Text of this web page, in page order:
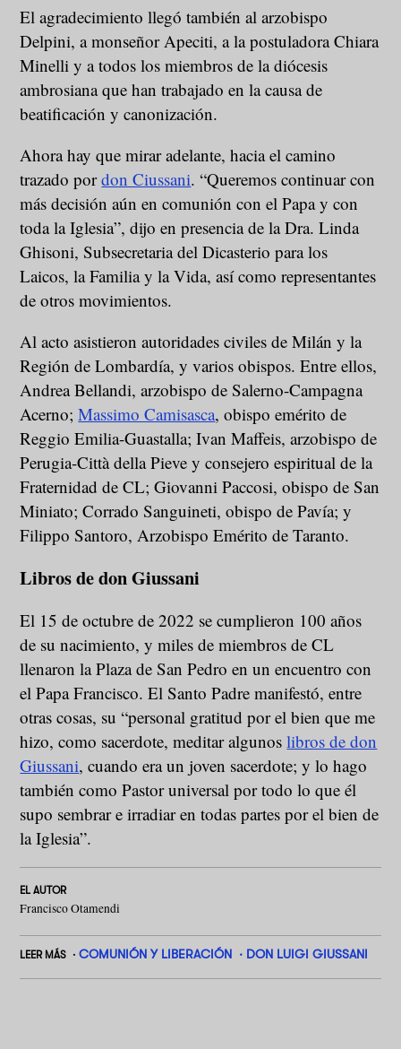
El agradecimiento llegó también al arzobispo
Delpini, a monseñor Apeciti, a la postuladora Chiara
Minelli y a todos los miembros de la diócesis
ambrosiana que han trabajado en la causa de
beatificación y canonización.
Ahora hay que mirar adelante, hacia el camino
trazado pordon Ciussani. “Queremos continuar con
más decisión aún en comunión con el Papa y con
toda la Iglesia”, dijo en presencia de la Dra. Linda
Ghisoni, Subsecretaria del Dicasterio para los
Laicos, la Familia y la Vida, así como representantes
de otros movimientos.
Al acto asistieron autoridades civiles de Milán y la
Región de Lombardía, y varios obispos. Entre ellos,
Andrea Bellandi, arzobispo de Salerno-Campagna
Acerno;Massimo Camisasca, obispo emérito de
Reggio Emilia-Guastalla; Ivan Maffeis, arzobispo de
Perugia-Città della Pieve y consejero espiritual de la
Fraternidad de CL; Giovanni Paccosi, obispo de San
Miniato; Corrado Sanguineti, obispo de Pavía; y
Filippo Santoro, Arzobispo Emérito de Taranto.
Libros de don Giussani
El 15 de octubre de 2022 se cumplieron 100 años
de su nacimiento, y miles de miembros de CL
llenaron la Plaza de San Pedro en un encuentro con
el Papa Francisco. El Santo Padre manifestó, entre
otras cosas, su “personal gratitud por el bien que me
hizo, como sacerdote, meditar algunoslibros de don
Giussani, cuando era un joven sacerdote; y lo hago
también como Pastor universal por todo lo que él
supo sembrar e irradiar en todas partes por el bien de
la Iglesia”.
EL AUTOR
Francisco Otamendi
LEER MÁS COMUNIÓN Y LIBERACIÓN DON LUIGI GIUSSANI